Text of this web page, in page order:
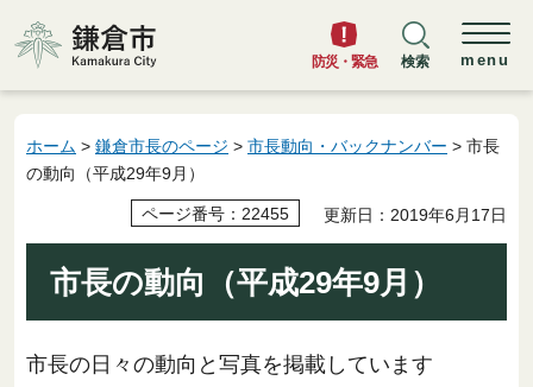
鎌倉市
防災・緊急 検索 menu
ホーム > 鎌倉市長のページ > 市長動向・バックナンバー > 市長
の動向（平成29年9月）
ページ番号：22455 更新日：2019年6月17日
市長の動向（平成29年9月）
市長の日々の動向と写真を掲載しています